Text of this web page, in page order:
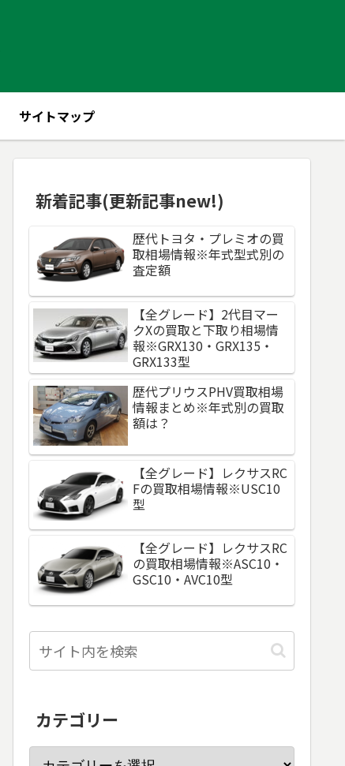
サイトマップ
新着記事(更新記事new!)
歴代トヨタ・プレミオの買
取相場情報※年式型式別の
査定額
【全グレード】2代目マー
クXの買取と下取り相場情
報※GRX130・GRX135・
GRX133型
歴代プリウスPHV買取相場
情報まとめ※年式別の買取
額は？
【全グレード】レクサスRC
Fの買取相場情報※USC10
型
【全グレード】レクサスRC
の買取相場情報※ASC10・
GSC10・AVC10型
カテゴリー